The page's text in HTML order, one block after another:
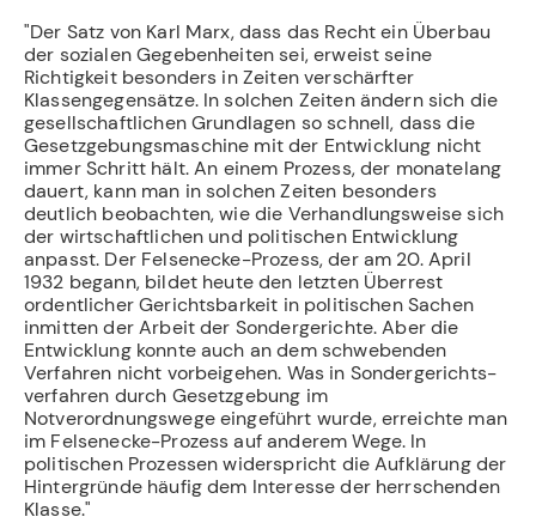
"Der Satz von Karl Marx, dass das Recht ein Überbau
der sozialen Gegebenheiten sei, erweist seine
Richtigkeit besonders in Zeiten verschärfter
Klassengegensätze. In solchen Zeiten ändern sich die
gesellschaftlichen Grundlagen so schnell, dass die
Gesetzgebungsmaschine mit der Entwicklung nicht
immer Schritt hält. An einem Prozess, der monatelang
dauert, kann man in solchen Zeiten besonders
deutlich beobachten, wie die Verhandlungsweise sich
der wirtschaftlichen und politischen Entwick­lung
anpasst. Der Felsenecke-Prozess, der am 20. April
1932 begann, bildet heute den letzten Überrest
ordentlicher Gerichtsbarkeit in politischen Sachen
inmitten der Arbeit der Sondergerichte. Aber die
Entwicklung konnte auch an dem schwebenden
Verfahren nicht vorbeigehen. Was in Sondergerichts­
verfahren durch Gesetzgebung im
Notverordnungswege eingeführt wurde, erreichte man
im Felsen­ecke-Prozess auf anderem Wege. In
politischen Prozessen widerspricht die Aufklärung der
Hinter­gründe häufig dem Interesse der herrschenden
Klasse."